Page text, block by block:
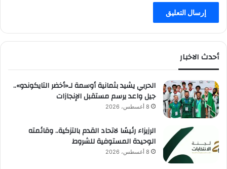
أحدث الاخبار
الحربي يشيد بثمانية أوسمة لـ«أخضر التايكوندو»..
جيل واعد يرسم مستقبل الإنجازات
8 أغسطس، 2026
الرزيزاء رئيسًا لاتحاد القدم بالتزكية.. وقائمته
الوحيدة المستوفية للشروط
8 أغسطس، 2026